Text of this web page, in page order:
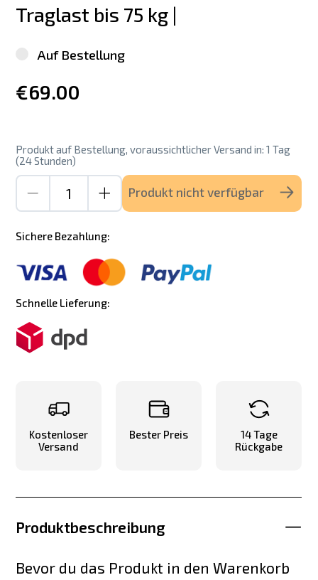
Traglast bis 75 kg |
Auf Bestellung
€69.00
Produkt auf Bestellung, voraussichtlicher Versand in: 1 Tag
(24 Stunden)
Produkt nicht verfügbar
Sichere Bezahlung:
Schnelle Lieferung:
Kostenloser
Versand
Bester Preis
14 Tage
Rückgabe
Produktbeschreibung
Bevor du das Produkt in den Warenkorb